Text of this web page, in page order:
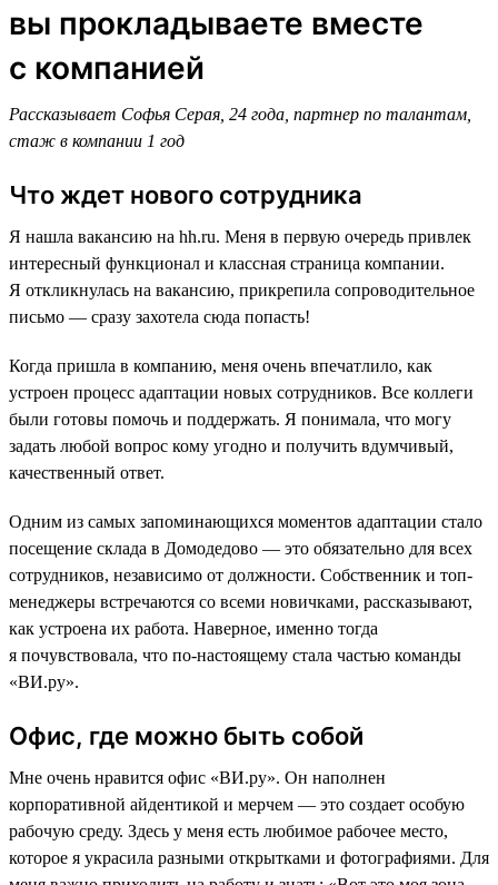
вы прокладываете вместе
с компанией
Рассказывает Софья Серая, 24 года, партнер по талантам,
стаж в компании 1 год
Что ждет нового сотрудника
Я нашла вакансию на hh.ru. Меня в первую очередь привлек
интересный функционал и классная страница компании.
Я откликнулась на вакансию, прикрепила сопроводительное
письмо — сразу захотела сюда попасть!
Когда пришла в компанию, меня очень впечатлило, как
устроен процесс адаптации новых сотрудников. Все коллеги
были готовы помочь и поддержать. Я понимала, что могу
задать любой вопрос кому угодно и получить вдумчивый,
качественный ответ.
Одним из самых запоминающихся моментов адаптации стало
посещение склада в Домодедово — это обязательно для всех
сотрудников, независимо от должности. Собственник и топ-
менеджеры встречаются со всеми новичками, рассказывают,
как устроена их работа. Наверное, именно тогда
я почувствовала, что по-настоящему стала частью команды
«ВИ.ру».
Офис, где можно быть собой
Мне очень нравится офис «ВИ.ру». Он наполнен
корпоративной айдентикой и мерчем — это создает особую
рабочую среду. Здесь у меня есть любимое рабочее место,
которое я украсила разными открытками и фотографиями. Для